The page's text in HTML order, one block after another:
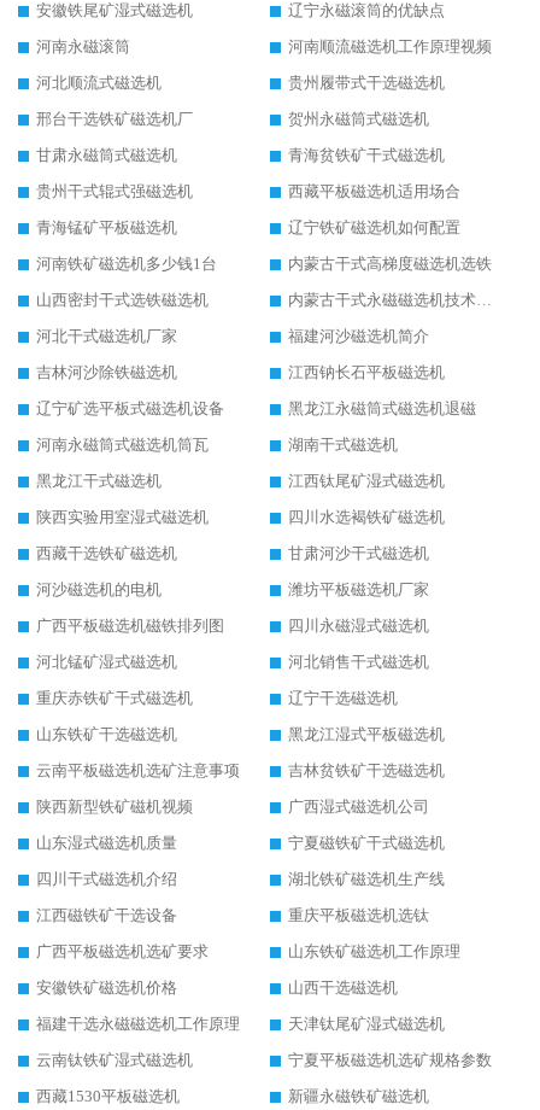
安徽铁尾矿湿式磁选机
辽宁永磁滚筒的优缺点
河南永磁滚筒
河南顺流磁选机工作原理视频
河北顺流式磁选机
贵州履带式干选磁选机
邢台干选铁矿磁选机厂
贺州永磁筒式磁选机
甘肃永磁筒式磁选机
青海贫铁矿干式磁选机
贵州干式辊式强磁选机
西藏平板磁选机适用场合
青海锰矿平板磁选机
辽宁铁矿磁选机如何配置
河南铁矿磁选机多少钱1台
内蒙古干式高梯度磁选机选铁
山西密封干式选铁磁选机
内蒙古干式永磁磁选机技术要求
河北干式磁选机厂家
福建河沙磁选机简介
吉林河沙除铁磁选机
江西钠长石平板磁选机
辽宁矿选平板式磁选机设备
黑龙江永磁筒式磁选机退磁
河南永磁筒式磁选机筒瓦
湖南干式磁选机
黑龙江干式磁选机
江西钛尾矿湿式磁选机
陕西实验用室湿式磁选机
四川水选褐铁矿磁选机
西藏干选铁矿磁选机
甘肃河沙干式磁选机
河沙磁选机的电机
潍坊平板磁选机厂家
广西平板磁选机磁铁排列图
四川永磁湿式磁选机
河北锰矿湿式磁选机
河北销售干式磁选机
重庆赤铁矿干式磁选机
辽宁干选磁选机
山东铁矿干选磁选机
黑龙江湿式平板磁选机
云南平板磁选机选矿注意事项
吉林贫铁矿干选磁选机
陕西新型铁矿磁机视频
广西湿式磁选机公司
山东湿式磁选机质量
宁夏磁铁矿干式磁选机
四川干式磁选机介绍
湖北铁矿磁选机生产线
江西磁铁矿干选设备
重庆平板磁选机选钛
广西平板磁选机选矿要求
山东铁矿磁选机工作原理
安徽铁矿磁选机价格
山西干选磁选机
福建干选永磁磁选机工作原理
天津钛尾矿湿式磁选机
云南钛铁矿湿式磁选机
宁夏平板磁选机选矿规格参数
西藏1530平板磁选机
新疆永磁铁矿磁选机